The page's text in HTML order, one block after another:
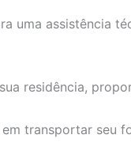
uma assistência
residência,
transportar seu